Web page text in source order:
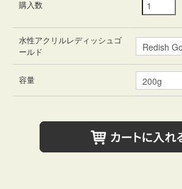
購入数
水性アクリルレディッシュゴ
ールド
容量